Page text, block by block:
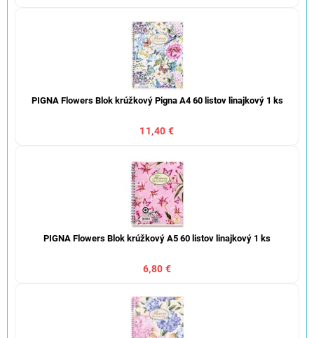
PIGNA Flowers Blok krúžkový Pigna A4 60 listov linajkový 1 ks
11,40 €
PIGNA Flowers Blok krúžkový A5 60 listov linajkový 1 ks
6,80 €